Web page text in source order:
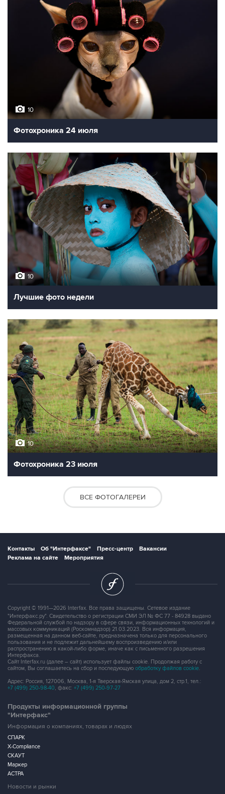
10
Фотохроника 24 июля
10
Лучшие фото недели
10
Фотохроника 23 июля
ВСЕ ФОТОГАЛЕРЕИ
Контакты Об "Интерфаксе" Пресс-центр
Вакансии
Реклама на сайте
Мероприятия
Copyright © 1991—2026 Interfax. Все права защищены. Сетевое издание
"Интерфакс.ру". Свидетельство о регистрации СМИ ЭЛ № ФС 77 - 84928 выдано
Федеральной службой по надзору в сфере связи, информационных технологий и
массовых коммуникаций (Роскомнадзор) 21.03.2023. Вся информация,
размещенная на данном веб-сайте, предназначена только для персонального
пользования и не подлежит дальнейшему воспроизведению и/или
распространению в какой-либо форме, иначе как с письменного разрешения
Интерфакса.
Сайт Interfax.ru (далее – сайт) использует файлы cookie. Продолжая работу с
сайтом, Вы соглашаетесь на сбор и последующую обработку файлов cookie.
Адрес: Россия, 127006, Москва, 1-я Тверская-Ямская улица, дом 2, стр.1, тел.:
+7 (499) 250-98-40, факс: +7 (499) 250-97-27
Продукты информационной группы
"Интерфакс"
Информация о компаниях, товарах и людях
СПАРК
X-Compliance
СКАУТ
Маркер
АСТРА
Новости и рынки